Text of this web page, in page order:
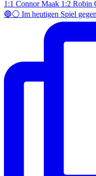
🔵⚪️ Im heutigen Spiel